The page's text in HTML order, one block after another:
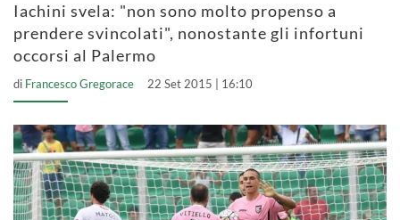
Iachini svela: "non sono molto propenso a
prendere svincolati", nonostante gli infortuni
occorsi al Palermo
di Francesco Gregorace 22 Set 2015 | 16:10